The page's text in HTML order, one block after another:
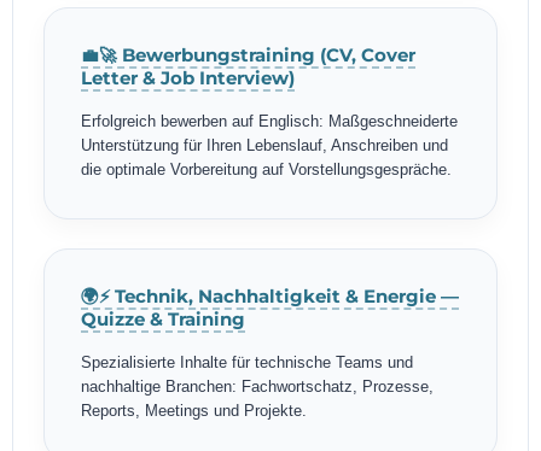
💼🚀 Bewerbungstraining (CV, Cover
Letter & Job Interview)
Erfolgreich bewerben auf Englisch: Maßgeschneiderte
Unterstützung für Ihren Lebenslauf, Anschreiben und
die optimale Vorbereitung auf Vorstellungsgespräche.
🌍⚡ Technik, Nachhaltigkeit & Energie —
Quizze & Training
Spezialisierte Inhalte für technische Teams und
nachhaltige Branchen: Fachwortschatz, Prozesse,
Reports, Meetings und Projekte.